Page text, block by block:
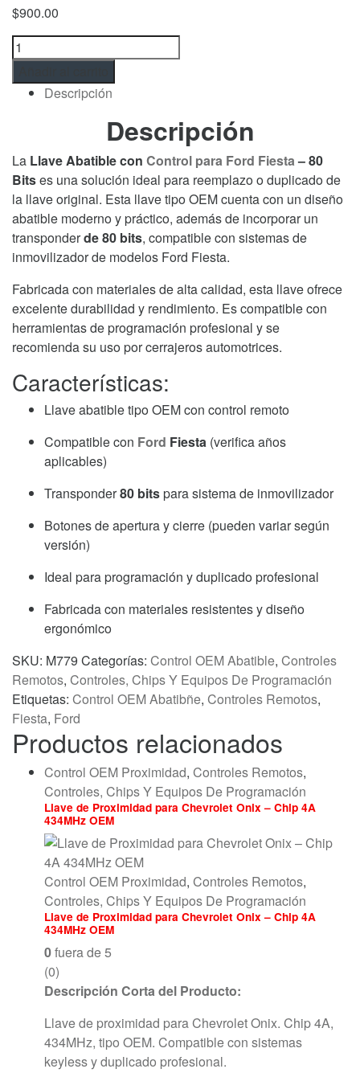
$900.00
Llave
Abatible
con
Control
Fiesta
–
80
Bits
OEM
cantidad
Descripción
Descripción
La Llave Abatible con Control para Ford Fiesta– 80
Bitses una solución ideal para reemplazo o duplicado de
la llave original. Esta llave tipo OEM cuenta con un diseño
abatible moderno y práctico, además de incorporar un
transponderde 80 bits, compatible con sistemas de
inmovilizador de modelos Ford Fiesta.
Fabricada con materiales de alta calidad, esta llave ofrece
excelente durabilidad y rendimiento. Es compatible con
herramientas de programación profesional y se
recomienda su uso por cerrajeros automotrices.
Características:
Llave abatible tipo OEM con control remoto
Compatible con Ford Fiesta (verifica años
aplicables)
Transponder80 bitspara sistema de inmovilizador
Botones de apertura y cierre (pueden variar según
versión)
Ideal para programación y duplicado profesional
Fabricada con materiales resistentes y diseño
ergonómico
SKU: M779 Categorías: Control OEM Abatible, Controles
Remotos, Controles, Chips Y Equipos De Programación
Etiquetas: Control OEM Abatibñe, Controles Remotos,
Fiesta, Ford
Productos relacionados
Control OEM Proximidad, Controles Remotos,
Controles, Chips Y Equipos De Programación
Llave de Proximidad para Chevrolet Onix – Chip 4A
434MHz OEM
Control OEM Proximidad, Controles Remotos,
Controles, Chips Y Equipos De Programación
Llave de Proximidad para Chevrolet Onix – Chip 4A
434MHz OEM
0fuera de 5
(0)
Descripción Corta del Producto:
Llave de proximidad para Chevrolet Onix. Chip 4A,
434MHz, tipo OEM. Compatible con sistemas
keyless y duplicado profesional.